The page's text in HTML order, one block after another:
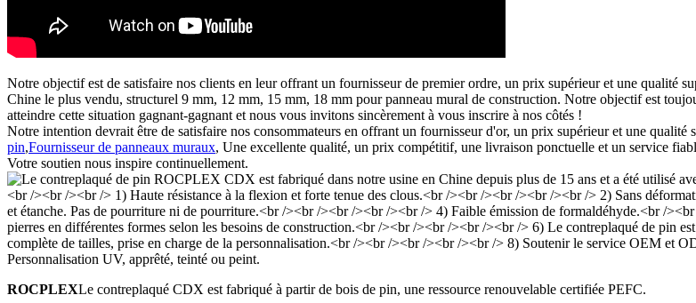
Notre objectif est de satisfaire nos clients en leur offrant un fournisseur de premier ordre, un prix supérieur et une qualité
Chine le plus vendu, structurel 9 mm, 12 mm, 15 mm, 18 mm pour panneau mural de construction. Notre objectif est
atteindre cette situation gagnant-gagnant et nous vous invitons sincèrement à vous inscrire à nos côtés !
Notre intention devrait être de satisfaire nos consommateurs en offrant un fournisseur d'or, un prix supérieur et une qualité
pin,Fournisseur de panneaux muraux, Une excellente qualité, un prix compétitif, une livraison ponctuelle et un service
Votre soutien nous inspire continuellement.
ROCPLEXLe contreplaqué CDX est fabriqué à partir de bois de pin, une ressource renouvelable certifiée PEFC.